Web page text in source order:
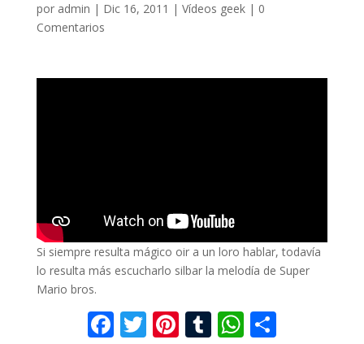
por admin | Dic 16, 2011 | Vídeos geek| 0
Comentarios
Si siempre resulta mágico oir a un loro hablar, todavía
lo resulta más escucharlo silbar la melodía de Super
Mario bros.
F T Pi T W